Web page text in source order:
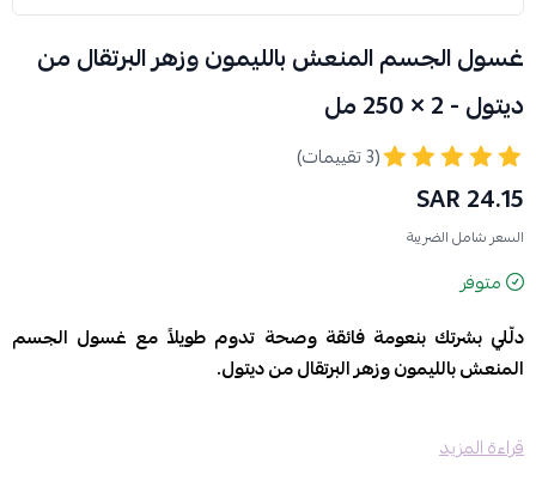
غسول الجسم المنعش بالليمون وزهر البرتقال من
ديتول - 2 × 250 مل
(3 تقييمات)
24.15 SAR
السعر شامل الضريبة
متوفر
دلّلي بشرتك بنعومة فائقة وصحة تدوم طويلاً مع غسول الجسم
المنعش بالليمون وزهر البرتقال من ديتول.
✅تركيبة غنية:
قراءة المزيد